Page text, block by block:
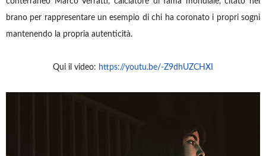
brano per rappresentare un esempio di chi ha coronato i propri sogni
mantenendo la propria autenticità.
Qui il video: https://youtu.be/-Z9dhUZCHXI